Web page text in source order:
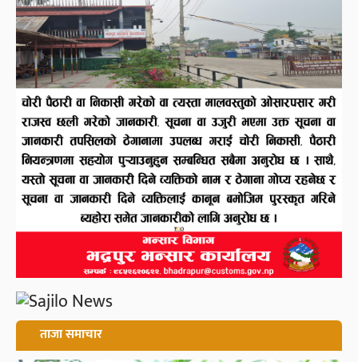
ताजा समाचार